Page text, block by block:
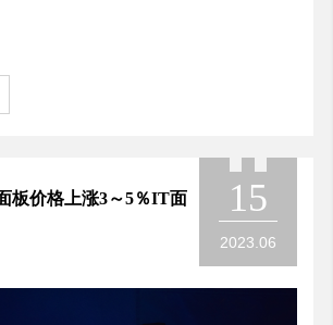
板价格上涨3～5％IT面
15
2023.06